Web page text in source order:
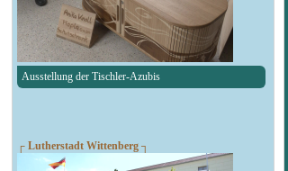
Ausstellung der Tischler-Azubis
┌ Lutherstadt Wittenberg ┐